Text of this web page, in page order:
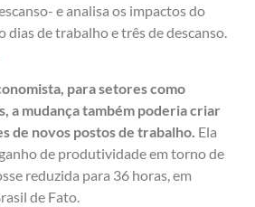
e analisa os impactos do
de trabalho e três de descanso.
para setores como
a mudança também poderia criar
de novos postos de trabalho. Ela
de produtividade em torno de
reduzida para 36 horas, em
de Fato.